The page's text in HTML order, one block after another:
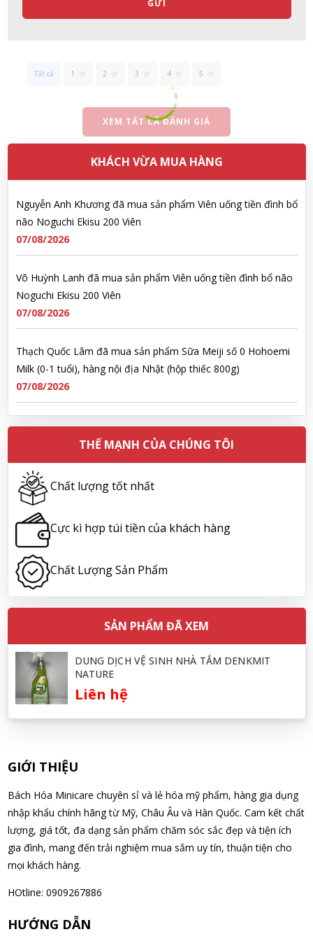
GỬI
Tất cả 1 2 3 4 5
XEM TẤT CẢ ĐÁNH GIÁ
KHÁCH VỪA MUA HÀNG
07/08/2026
Nhật Bản lọ 5ml cho trẻ Sơ Sinh
Nguyễn Văn Cảnh đã mua sản phẩm Sữa Meiji số 0 Hohoemi
Nguyễn Anh Khương đã mua sản phẩm Viên uống tiền đình bổ
não Noguchi Ekisu 200 Viên
07/08/2026
Võ Huỳnh Lanh đã mua sản phẩm Viên uống tiền đình bổ não
Noguchi Ekisu 200 Viên
07/08/2026
Thạch Quốc Lâm đã mua sản phẩm Sữa Meiji số 0 Hohoemi
Milk (0-1 tuổi), hàng nội địa Nhật (hộp thiếc 800g)
07/08/2026
Ngô Quốc Cường đã mua sản phẩm Sữa Meiji số 0 Hohoemi
Milk (0-1 tuổi), hàng nội địa Nhật (hộp thiếc 800g)
07/08/2026
Lê Công Hoàng Huy đã mua sản phẩm Viên uống tiền đình bổ
não Noguchi Ekisu 200 Viên
07/08/2026
Hoàng Nhật Nam đã mua sản phẩm Sữa tắm Pigeon Baby
Soap dạng túi 400ml Nhật Bản
07/08/2026
Nguyễn Nhật Quang đã mua sản phẩm Sữa tắm Pigeon Baby
Soap dạng túi 400ml Nhật Bản
07/08/2026
Võ Thị Thanh Tươi đã mua sản phẩm Men Vi Sinh BioGaia
Đặng Hòa Khánh Yên đã mua sản phẩm Men Vi Sinh BioGaia
Nhật Bản lọ 5ml cho trẻ Sơ Sinh
07/08/2026
Nguyễn Văn Cảnh đã mua sản phẩm Sữa Meiji số 0 Hohoemi
THẾ MẠNH CỦA CHÚNG TÔI
Chất lượng tốt nhất
Cực kì hợp túi tiền của khách hàng
Chất Lượng Sản Phẩm
SẢN PHẨM ĐÃ XEM
DUNG DỊCH VỆ SINH NHÀ TẮM DENKMIT
NATURE
Liên hệ
GIỚI THIỆU
Bách Hóa Minicare chuyên sỉ và lẻ hóa mỹ phẩm, hàng gia dụng
nhập khẩu chính hãng từ Mỹ, Châu Âu và Hàn Quốc. Cam kết chất
lượng, giá tốt, đa dạng sản phẩm chăm sóc sắc đẹp và tiện ích
gia đình, mang đến trải nghiệm mua sắm uy tín, thuận tiện cho
mọi khách hàng.
HOtline: 0909267886
HƯỚNG DẪN